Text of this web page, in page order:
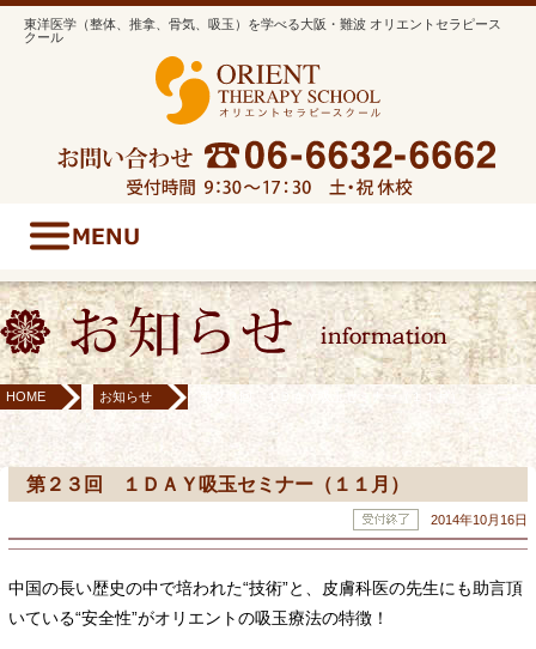
東洋医学（整体、推拿、骨気、吸玉）を学べる大阪・難波 オリエントセラピース
クール
HOME お知らせ 第２３回 １ＤＡＹ吸玉セミナー（１１月）
第２３回 １ＤＡＹ吸玉セミナー（１１月）
2014年10月16日
中国の長い歴史の中で培われた“技術”と、皮膚科医の先生にも助言頂
いている“安全性”がオリエントの吸玉療法の特徴！